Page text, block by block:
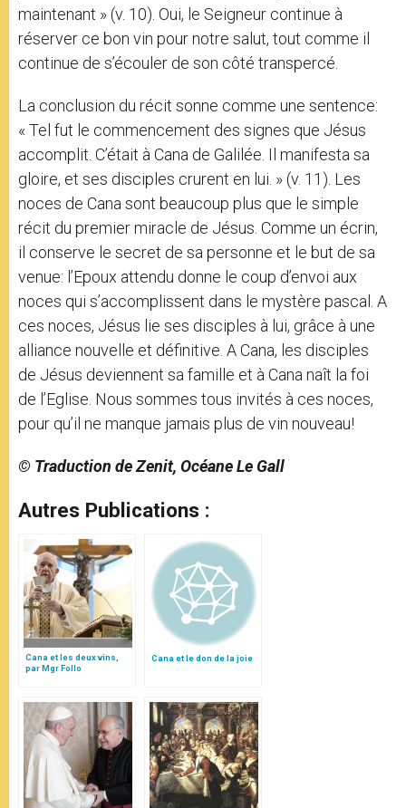
maintenant » (v. 10). Oui, le Seigneur continue à
réserver ce bon vin pour notre salut, tout comme il
continue de s’écouler de son côté transpercé.
La conclusion du récit sonne comme une sentence:
« Tel fut le commencement des signes que Jésus
accomplit. C’était à Cana de Galilée. Il manifesta sa
gloire, et ses disciples crurent en lui. » (v. 11). Les
noces de Cana sont beaucoup plus que le simple
récit du premier miracle de Jésus. Comme un écrin,
il conserve le secret de sa personne et le but de sa
venue: l’Epoux attendu donne le coup d’envoi aux
noces qui s’accomplissent dans le mystère pascal. A
ces noces, Jésus lie ses disciples à lui, grâce à une
alliance nouvelle et définitive. A Cana, les disciples
de Jésus deviennent sa famille et à Cana naît la foi
de l’Eglise. Nous sommes tous invités à ces noces,
pour qu’il ne manque jamais plus de vin nouveau!
© Traduction de Zenit, Océane Le Gall
Autres Publications :
Cana et les deux vins,
par Mgr Follo
Cana et le don de la joie